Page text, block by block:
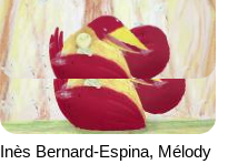
Inès Bernard-Espina, Mélody